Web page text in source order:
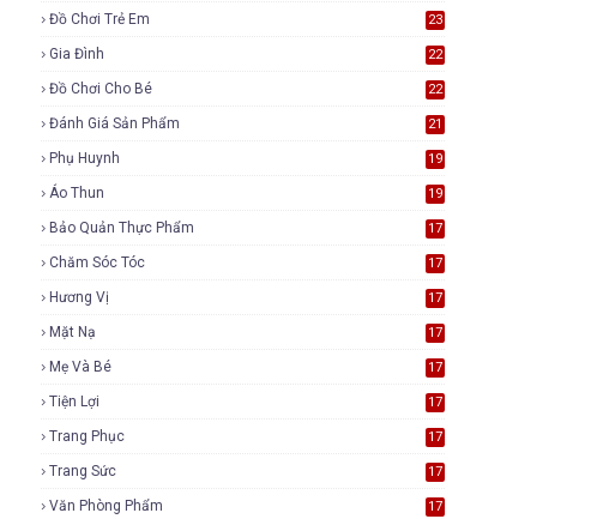
Đồ Chơi Trẻ Em 23
Gia Đình 22
Đồ Chơi Cho Bé 22
Đánh Giá Sản Phẩm 21
Phụ Huynh 19
Áo Thun 19
Bảo Quản Thực Phẩm 17
Chăm Sóc Tóc 17
Hương Vị 17
Mặt Nạ 17
Mẹ Và Bé 17
Tiện Lợi 17
Trang Phục 17
Trang Sức 17
Văn Phòng Phẩm 17